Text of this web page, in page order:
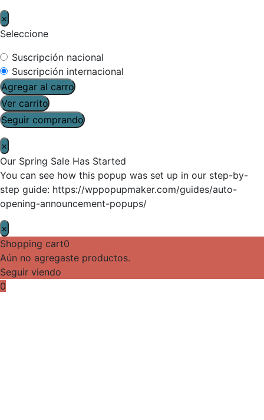
×
Seleccione
Suscripción nacional
Suscripción internacional
Agregar al carro
Ver carrito
Seguir comprando
×
Our Spring Sale Has Started
You can see how this popup was set up in our step-by-
step guide: https://wppopupmaker.com/guides/auto-
opening-announcement-popups/
×
Shopping cart0
Aún no agregaste productos.
Seguir viendo
0